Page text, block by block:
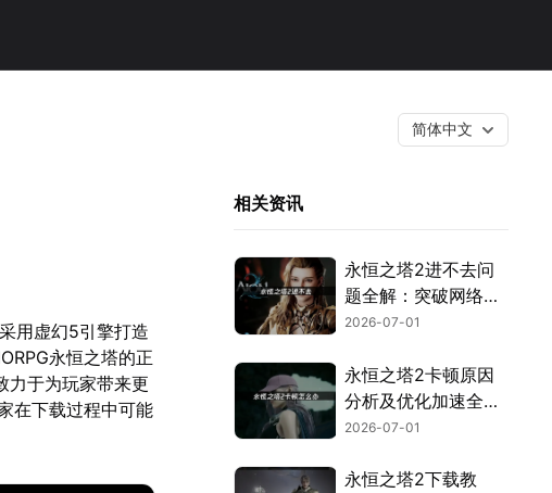
简体中文
用虚幻5引擎打造
永恒之塔的正
力于为玩家带来更
在下载过程中可能
相关资讯
永恒之塔2进不去问
题全解：突破网络与
验证封锁！
2026-07-01
永恒之塔2卡顿原因
分析及优化加速全攻
略！
2026-07-01
永恒之塔2下载教